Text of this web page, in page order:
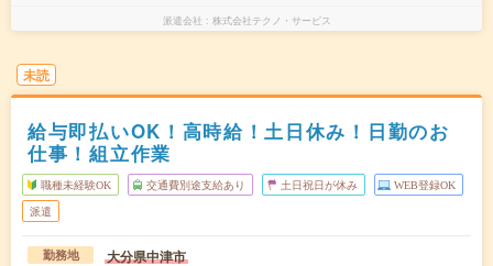
派遣会社 株式会社テクノ・サービス
未読
給与即払いOK！高時給！土日休み！日勤のお
仕事！組立作業
職種未経験OK 交通費別途支給あり 土日祝日が休み WEB登録OK
派遣
勤務地 大分県中津市